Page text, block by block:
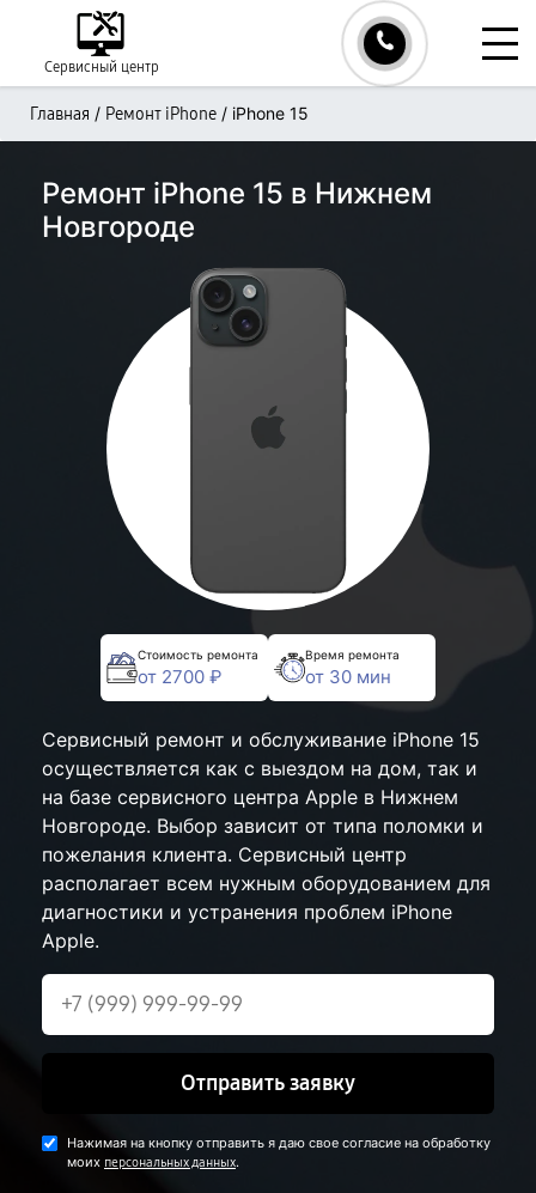
Сервисный центр
Главная / Ремонт iPhone / iPhone 15
Ремонт iPhone 15 в Нижнем
Новгороде
Стоимость ремонта
от 2700 ₽
Время ремонта
от 30 мин
Сервисный ремонт и обслуживание iPhone 15
осуществляется как с выездом на дом, так и
на базе сервисного центра Apple в Нижнем
Новгороде. Выбор зависит от типа поломки и
пожелания клиента. Сервисный центр
располагает всем нужным оборудованием для
диагностики и устранения проблем iPhone
Apple.
Отправить заявку
Нажимая на кнопку отправить я даю свое согласие на обработку
моих персональных данных.